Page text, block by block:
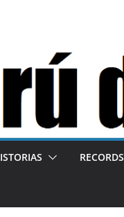
RECORDS